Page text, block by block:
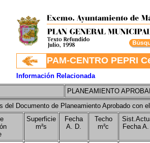
PAM-CENTRO PEPRI
Información Relacionada
PLANEAMIENTO
del Documento de Planeamiento Aprobado con
Superficie
m²s
Fecha
A. D.
Techo
m²c
Fecha